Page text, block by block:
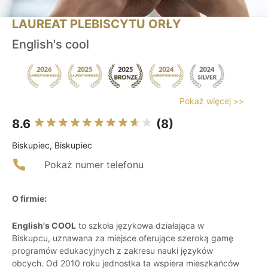
LAUREAT PLEBISCYTU ORŁY
English's cool
Pokaż więcej >>
8.6 (8)
Biskupiec, Biskupiec
Pokaż numer telefonu
O firmie:
English's COOL to szkoła językowa działająca w
Biskupcu, uznawana za miejsce oferujące szeroką gamę
programów edukacyjnych z zakresu nauki języków
obcych. Od 2010 roku jednostka ta wspiera mieszkańców